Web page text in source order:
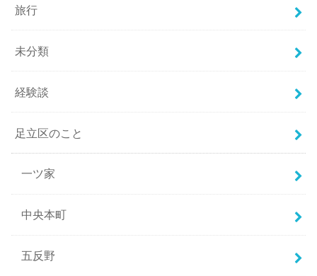
旅行
未分類
経験談
足立区のこと
一ツ家
中央本町
五反野